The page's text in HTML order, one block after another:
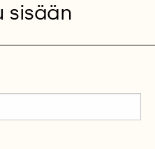
sisään